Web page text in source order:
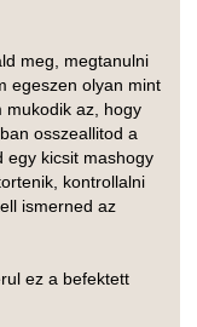
meg, megtanulni
egeszen olyan mint
mukodik az, hogy
osszeallitod a
egy kicsit mashogy
kontrollalni
ismerned az
ez a befektett